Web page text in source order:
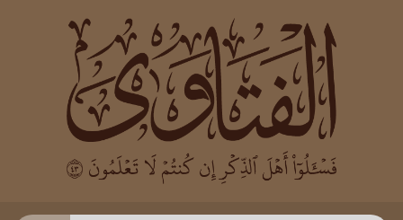
العالم
بن باز
بن العثيمين
اللجنة الدائمة
طريقة البحث
ذكي